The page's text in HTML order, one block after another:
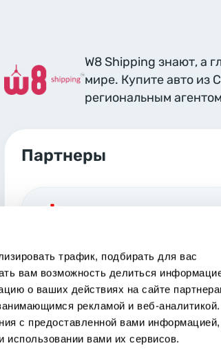
трафик, подбирать для вас
вам возможность делиться
о ваших действиях на сайте
рекламой и веб-
с предоставленной вами
вами их сервисов.
W8 Shipping знают, а
мире. Купите авто из
региональным
Партнеры
USA, Los Angeles